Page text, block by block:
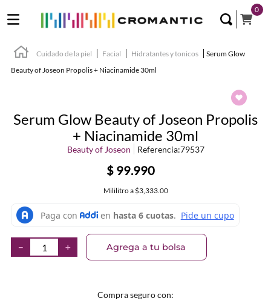
0
Cuidado de la piel Facial Hidratantes y tonicos
Serum Glow
Beauty of Joseon Propolis + Niacinamide 30ml
Serum Glow Beauty of Joseon Propolis
+ Niacinamide 30ml
Beauty of Joseon Referencia:79537
$ 99.990
Mililitroa $3,333.00
＋
－ Agrega a tu bolsa
Compra seguro con: